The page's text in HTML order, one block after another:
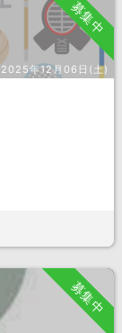
募集中
2025年12月06日(土)
募集中